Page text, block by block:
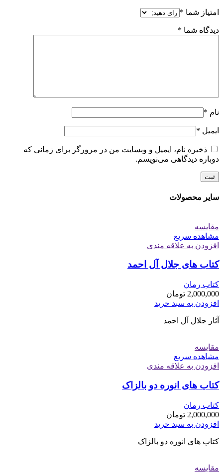
امتیاز شما *
دیدگاه شما *
نام *
ایمیل *
ذخیره نام، ایمیل و وبسایت من در مرورگر برای زمانی که
دوباره دیدگاهی می‌نویسم.
سایر محصولات
مقایسه
مشاهده سریع
افزودن به علاقه مندی
کتاب های جلال آل احمد
کتاب رمان
2,000,000 تومان
افزودن به سبد خرید
آثار جلال آل احمد
مقایسه
مشاهده سریع
افزودن به علاقه مندی
کتاب های انوره دو بالزاک
کتاب رمان
2,000,000 تومان
افزودن به سبد خرید
کتاب های انوره دو بالزاک
مقایسه